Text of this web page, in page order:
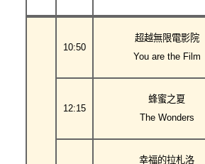
10:50
超越無限電影院
You are the Film
12:15
蜂蜜之夏
The Wonders
幸福的拉札洛